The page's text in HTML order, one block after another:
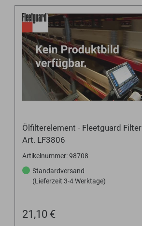
Ölfilterelement - Fleetguard Filter
Art. LF3806
Artikelnummer: 98708
Standardversand
(Lieferzeit 3-4 Werktage)
21,10 €